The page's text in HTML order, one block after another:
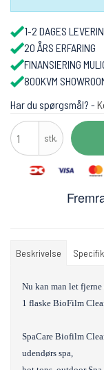
1-2 DAGES
20 ÅRS ERFARING
FINANSIERING
800KVM
Har du spørgsmål? -
stk.
Beskrivelse
Nu kan man let
1 flaske BioFilm
SpaCare Biofilm
udendørs spa,